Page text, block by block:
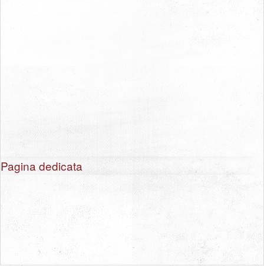
Pagina dedicata